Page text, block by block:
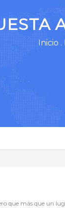
Inicio .
que más que un